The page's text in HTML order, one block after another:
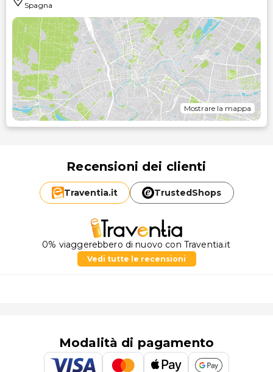
Spagna
Mostrare la mappa
Recensioni dei clienti
Traventia.it TrustedShops
0% viaggerebbero di nuovo con Traventia.it
Vedi tutte le recensioni
Modalità di pagamento